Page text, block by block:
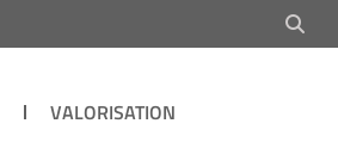
VALORISATION